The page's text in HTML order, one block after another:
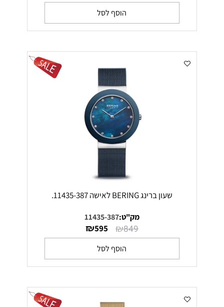
הוסף לסל
שעון ברינג BERING לאישה 11435-387.
מק"ט:11435-387
₪849
₪595
הוסף לסל